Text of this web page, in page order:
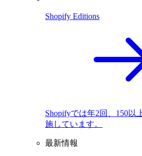
Shopify Editions
Shopifyでは年2回、150以
施しています。
最新情報